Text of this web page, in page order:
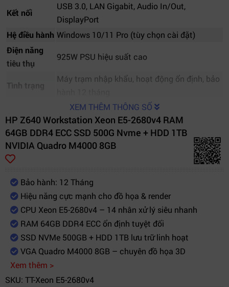
Kết nối
USB 3.0, LAN Gigabit, Audio In/Out,
DisplayPort
Hệ điều hành Windows 10/11 Pro (tùy chọn cài đặt)
Điện năng
tiêu thụ
925W PSU hiệu suất cao
Tình trạng
Máy trạm nhập khẩu, hoạt động ổn định, bảo
XEM THÊM THÔNG SỐ
HP Z640 Workstation Xeon E5-2680v4 RAM
64GB DDR4 ECC SSD 500G Nvme + HDD 1TB
NVIDIA Quadro M4000 8GB
Bảo hành: 12 Tháng
Hiệu năng cực mạnh cho đồ họa & render
CPU Xeon E5-2680v4 – 14 nhân xử lý siêu nhanh
RAM 64GB DDR4 ECC ổn định tuyệt đối
SSD NVMe 500GB + HDD 1TB lưu trữ linh hoạt
VGA Quadro M4000 8GB – chuyên đồ họa 3D
Xem thêm >
SKU: TT-Xeon E5-2680v4